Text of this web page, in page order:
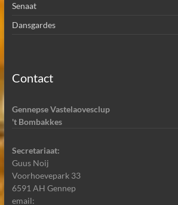
Senaat
Dansgardes
Contact
Gennepse Vastelaovesclup
't Bombakkes
Secretariaat:
Guus Noij
Voorhoevepark 33
6591 AH Gennep
email: